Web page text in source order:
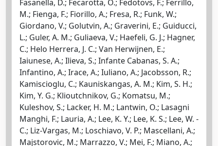
Fasanella, D.; Fecarotta, O.; Fedotovs, F.; Ferrillo,
M.; Fienga, F.; Fiorillo, A.; Fresa, R.; Funk, W.;
Giordano, V.; Golutvin, A.; Graverini, E.; Guiducci,
L.; Guler, A. M.; Guliaeva, V.; Haefeli, G. J.; Hagner,
C.; Helo Herrera, J. C.; Van Herwijnen, E.;
Iaiunese, A.; Ilieva, S.; Infante Cabanas, S. A.;
Infantino, A.; Irace, A.; Iuliano, A.; Jacobsson, R.;
Kamiscioglu, C.; Kauniskangas, A. M.; Kim, S. H.;
Kim, Y. G.; Klioutchnikov, G.; Komatsu, M.;
Kuleshov, S.; Lacker, H. M.; Lantwin, O.; Lasagni
Manghi, F.; Lauria, A.; Lee, K. Y.; Lee, K. S.; Lee, W. -
C.; Liz-Vargas, M.; Loschiavo, V. P.; Mascellani, A.;
Majstorovic, M.; Marrazzo, V.; Mei, F.; Miano, A.;